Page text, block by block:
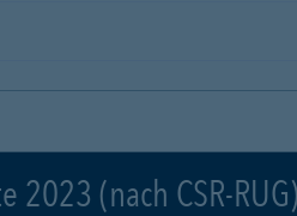
(nach CSR-